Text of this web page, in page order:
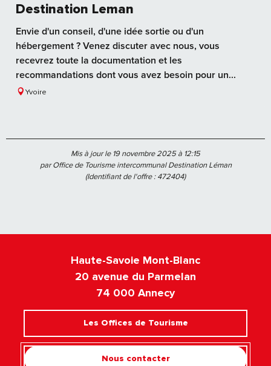
Destination Leman
Envie d'un conseil, d'une idée sortie ou d'un
hébergement ? Venez discuter avec nous, vous
recevrez toute la documentation et les
recommandations dont vous avez besoin pour un...
Yvoire
Mis à jour le 19 novembre 2025 à 12:15
par Office de Tourisme intercommunal Destination Léman
(Identifiant de l'offre :472404)
Haute-Savoie Mont-Blanc
20 avenue du Parmelan
74 000 Annecy
Les Offices de Tourisme
Nous contacter